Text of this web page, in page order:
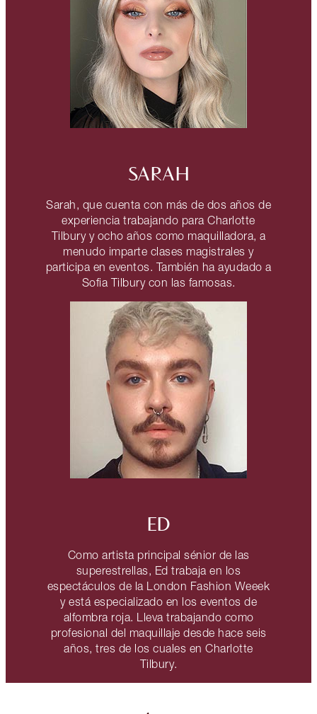
SARAH
Sarah, que cuenta con más de dos años de
experiencia trabajando para Charlotte
Tilbury y ocho años como maquilladora, a
menudo imparte clases magistrales y
participa en eventos. También ha ayudado a
Sofia Tilbury con las famosas.
ED
Como artista principal sénior de las
superestrellas, Ed trabaja en los
espectáculos de la London Fashion Weeek
y está especializado en los eventos de
alfombra roja. Lleva trabajando como
profesional del maquillaje desde hace seis
años, tres de los cuales en Charlotte
Tilbury.